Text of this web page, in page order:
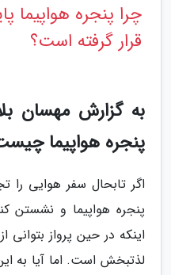
چرا پنجره هواپیما
قرار گرفته است؟
به گزارش مهسان
پنجره هواپیما
اگر تابحال سفر هوایی را
پنجره هواپیما و نشستن
اینکه در حین پرواز بتوانی
لذتبخش است. اما آیا به